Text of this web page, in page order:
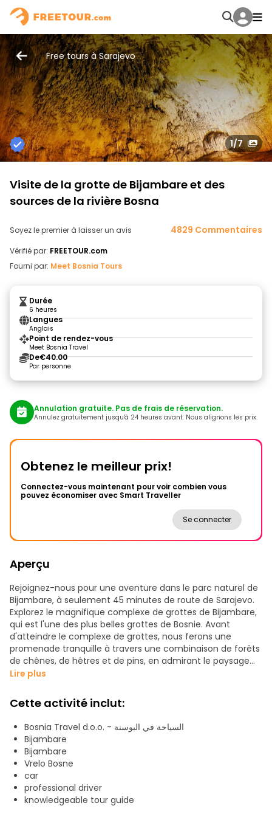
Free tours à Sarajevo
1/7
Visite de la grotte de Bijambare et des
sources de la rivière Bosna
Soyez le premier à laisser un avis 4829 Commentaires
Vérifié par: FREETOUR.com
Fourni par: Meet Bosnia Tours
Durée
6 heures
Langues
Anglais
Point de rendez-vous
Meet Bosnia Travel
De€40.00
Par personne
Annulation gratuite. Pas de frais de réservation.
Annulez gratuitement jusqu'à 24 heures avant. Nous alignons les prix.
Obtenez le meilleur prix!
Connectez-vous maintenant pour voir combien vous
pouvez économiser avec Smart Traveller
Se connecter
Aperçu
Rejoignez-nous pour une aventure dans le parc naturel de
Bijambare, à seulement 45 minutes de route de Sarajevo.
Explorez le magnifique complexe de grottes de Bijambare,
qui est l'une des plus belles grottes de Bosnie. Avant
d'atteindre le complexe de grottes, nous ferons une
promenade tranquille à travers une combinaison de forêts
de chênes, de hêtres et de pins, en admirant le paysage
pittoresque, les petits ruisseaux et même un petit lac
tranquillité des lieux donnent le ton d'une bonne journée.
Une fois arrivés au complexe de grottes, nous
commencerons par visiter la grotte supérieure, la plus
ancienne grotte de la région de Bijambare. Les vues
panoramiques sont une attraction incontournable, alors
n'oubliez pas d'apporter votre appareil photo ! Nous nous
rendrons ensuite dans la grotte inférieure, dont la salle
principale est plus grande qu'un stade moyen. Vous aurez
l'occasion d'explorer l'une des plus belles grottes de Bosnie.
Lire plus
Cette activité inclut:
Bosnia Travel d.o.o. - السياحة في البوسنة
Bijambare
Bijambare
Vrelo Bosne
car
professional driver
knowledgeable tour guide